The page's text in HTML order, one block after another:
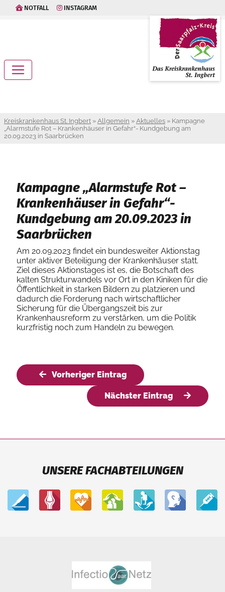
NOTFALL INSTAGRAM
Kreiskrankenhaus St. Ingbert » Allgemein » Aktuelles » Kampagne
„Alarmstufe Rot – Krankenhäuser in Gefahr“- Kundgebung am
20.09.2023 in Saarbrücken
Kampagne „Alarmstufe Rot –
Krankenhäuser in Gefahr“-
Kundgebung am 20.09.2023 in
Saarbrücken
Am 20.09.2023 findet ein bundesweiter Aktionstag
unter aktiver Beteiligung der Krankenhäuser statt.
Ziel dieses Aktionstages ist es, die Botschaft des
kalten Strukturwandels vor Ort in den Kiniken für die
Öffentlichkeit in starken Bildern zu platzieren und
dadurch die Forderung nach wirtschaftlicher
Sicherung für die Übergangszeit bis zur
Krankenhausreform zu verstärken, um die Politik
kurzfristig noch zum Handeln zu bewegen.
Vorheriger Eintrag
Nächster Eintrag
UNSERE FACHABTEILUNGEN